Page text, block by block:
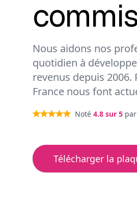
Nous aidons nos
quotidien à
revenus depuis
France nous font
Noté 4.8 sur 5 par
Télécharger la